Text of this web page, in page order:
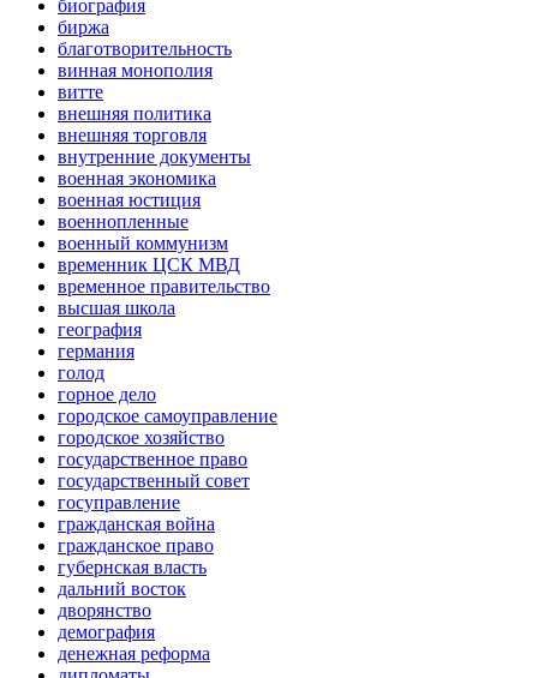
биография
биржа
благотворительность
винная монополия
витте
внешняя политика
внешняя торговля
внутренние документы
военная экономика
военная юстиция
военнопленные
военный коммунизм
временник ЦСК МВД
временное правительство
высшая школа
география
германия
голод
горное дело
городское самоуправление
городское хозяйство
государственное право
государственный совет
госуправление
гражданская война
гражданское право
губернская власть
дальний восток
дворянство
демография
денежная реформа